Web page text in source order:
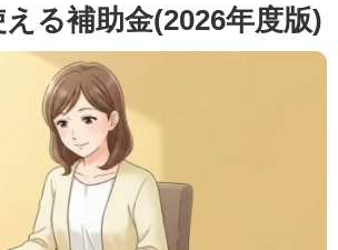
る補助金(2026年度版)